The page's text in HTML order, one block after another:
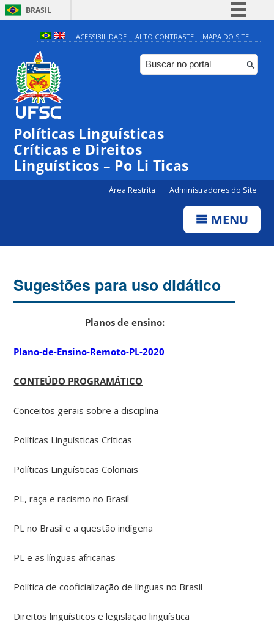
BRASIL
Simplifique!
Comunica BR
Participe
ACESSIBILIDADE ALTO CONTRASTE MAPA DO SITE
Políticas Linguísticas
Críticas e Direitos
Linguísticos – Po Li Ticas
Área Restrita Administradores do Site
MENU
Sugestões para uso didático
Planos de ensino:
Plano-de-Ensino-Remoto-PL-2020
CONTEÚDO PROGRAMÁTICO
Conceitos gerais sobre a disciplina
Políticas Linguísticas Críticas
Políticas Linguísticas Coloniais
PL, raça e racismo no Brasil
PL no Brasil e a questão indígena
PL e as línguas africanas
Política de cooficialização de línguas no Brasil
Direitos linguísticos e legislação linguística